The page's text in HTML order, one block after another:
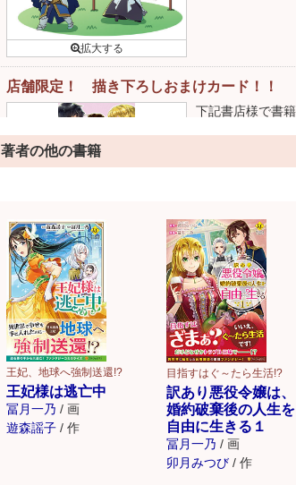
店舗限定！ 描き下ろしおまけカード！！
下記書店様で書
著者の他の書籍
王妃、地球へ強制送還!?
王妃様は逃亡中
冨月一乃 / 画
遊森謡子 / 作
目指すはぐ～たら生活!?
訳あり悪役令嬢は、
婚約破棄後の人生を
自由に生きる１
冨月一乃 / 画
卯月みつび / 作